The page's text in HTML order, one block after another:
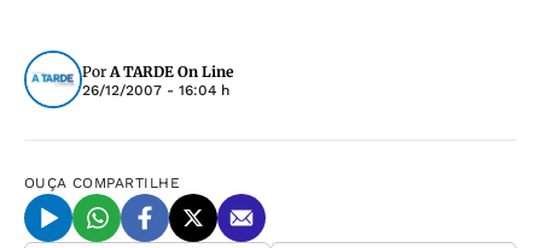
PorA TARDE On Line
26/12/2007 - 16:04 h
OUÇA COMPARTILHE